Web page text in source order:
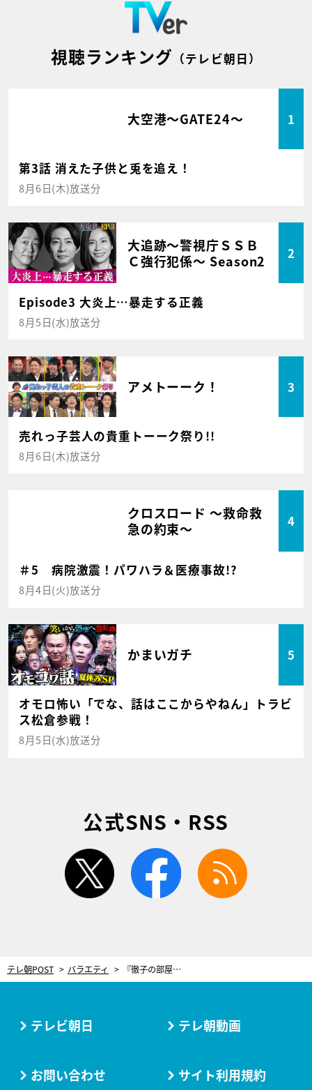
視聴ランキング （テレビ朝日）
大空港～GATE24～ 1
第3話 消えた子供と兎を追え！
8月6日(木)放送分
大追跡～警視庁ＳＳＢ
Ｃ強行犯係～ Season2
2
Episode3 大炎上…暴走する正義
8月5日(水)放送分
アメトーーク！ 3
売れっ子芸人の貴重トーーク祭り!!
8月6日(木)放送分
クロスロード ～救命救
急の約束～
4
＃5 病院激震！パワハラ＆医療事故!?
8月4日(火)放送分
かまいガチ 5
オモロ怖い「でな、話はここからやねん」トラビ
ス松倉参戦！
8月5日(水)放送分
公式SNS・RSS
twitter facebook
テレ朝POST バラエティ 『徹子の部屋』45年目突入！番組限定トリオ出演で、松岡昌宏らが“僕の大事件を発表
テレビ朝日 テレ朝動画
お問い合わせ サイト利用規約